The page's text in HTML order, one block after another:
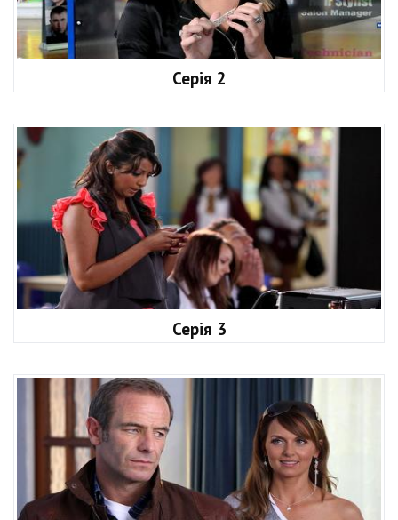
Серія 2
Серія 3